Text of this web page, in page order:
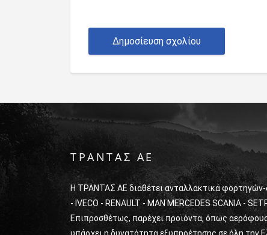
ΤΡΑΝΤΑΣ ΑΕ
Η ΤΡΑΝΤΑΣ ΑΕ διαθέτει ανταλλακτικά
- IVECO - RENAULT - MAN MERCEDES SCANIA -
Επιπροσθέτως, παρέχει προϊόντα, όπως